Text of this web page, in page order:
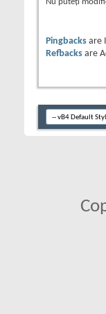
Nu puteţi
Pingbacks are
Refbacks are